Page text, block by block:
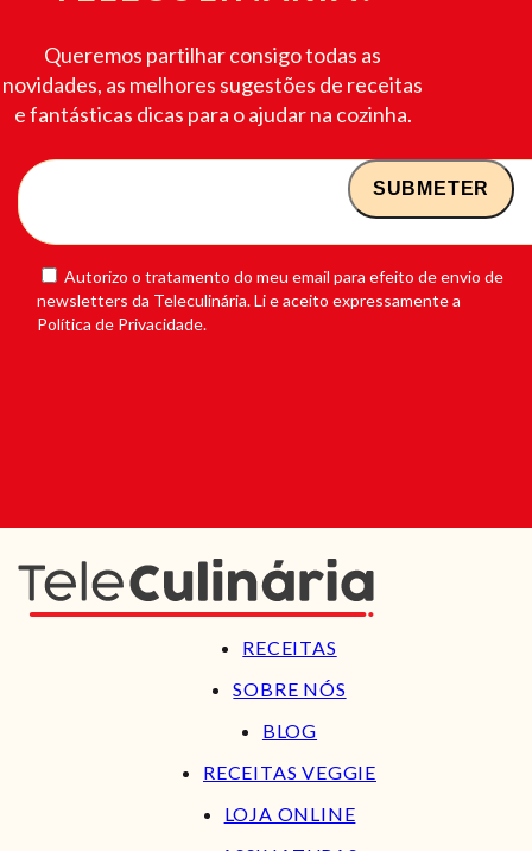
Queremos partilhar consigo todas as
novidades, as melhores sugestões de receitas
e fantásticas dicas para o ajudar na cozinha.
Autorizo o tratamento do meu email para efeito de envio de
newsletters da Teleculinária. Li e aceito expressamente a
Política de Privacidade.
RECEITAS
SOBRE NÓS
BLOG
RECEITAS VEGGIE
LOJA ONLINE